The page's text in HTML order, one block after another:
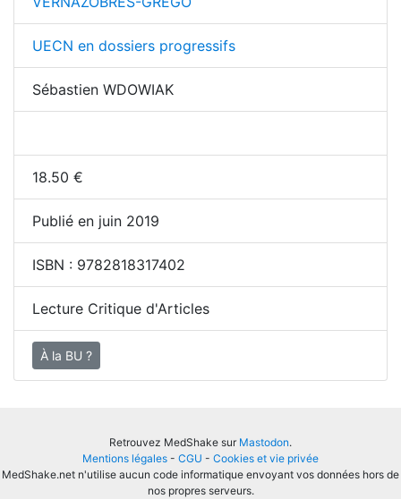
UECN en dossiers progressifs
Sébastien WDOWIAK
18.50 €
Publié en juin 2019
ISBN : 9782818317402
Lecture Critique d'Articles
À la BU ?
Retrouvez MedShake sur Mastodon.
Mentions légales - CGU - Cookies et vie privée
MedShake.net n'utilise aucun code informatique envoyant vos données hors de
nos propres serveurs.